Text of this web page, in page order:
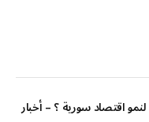
اقتصاد سورية ؟ – أخبار